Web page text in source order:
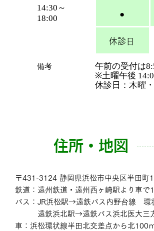
14:30～
18:00
●
休診日
​備考
午前の受付は
※土曜午後
休診日：木曜
住所・地図
〒431-3124 静岡県浜松市中央区半田町
鉄道：遠州鉄道・遠州西ヶ崎駅より車で
バス：JR浜松駅→遠鉄バス内野台線 環
遠鉄浜北駅→遠鉄バス浜北医大三方
車：浜松環状線半田北交差点から北100